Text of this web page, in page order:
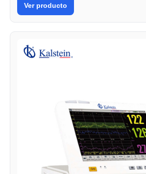
Ver producto